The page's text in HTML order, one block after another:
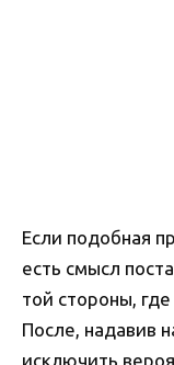
Если подобная
есть смысл
той стороны,
После, надавив
исключить